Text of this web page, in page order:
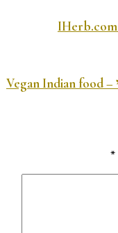
ארוחה הודית טבעונית במסעדת טנדורי – Vegan Indian food
*